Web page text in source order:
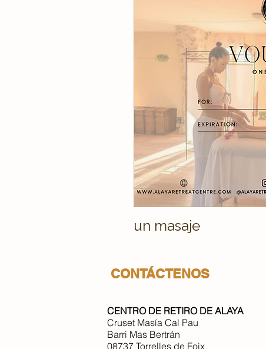
un masaje
CONTÁCTENOS
CENTRO DE RETIRO DE ALAYA
Cruset Masía Cal Pau
Barri Mas Bertrán
08737 Torrelles de Foix